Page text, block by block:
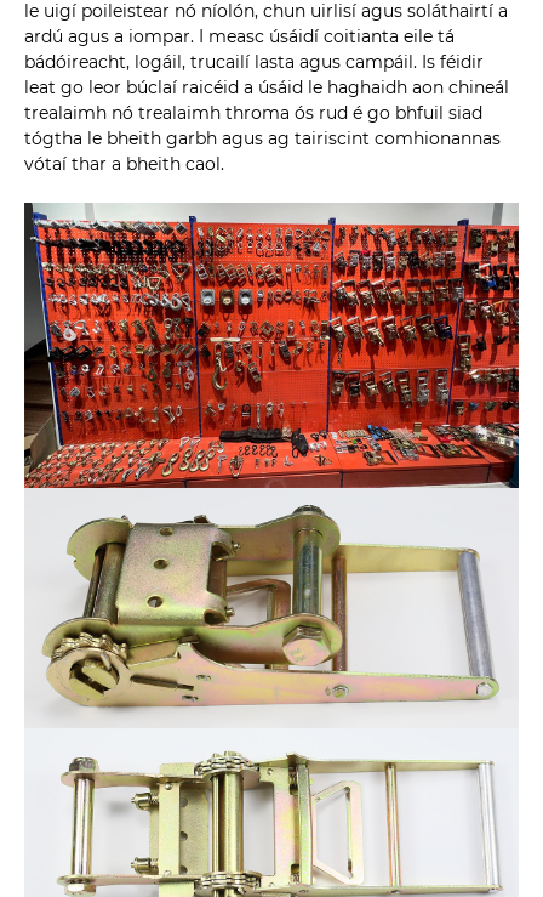
le uigí poileistear nó níolón, chun uirlisí agus soláthairtí a
ardú agus a iompar. I measc úsáidí coitianta eile tá
bádóireacht, logáil, trucailí lasta agus campáil. Is féidir
leat go leor búclaí raicéid a úsáid le haghaidh aon chineál
trealaimh nó trealaimh throma ós rud é go bhfuil siad
tógtha le bheith garbh agus ag tairiscint comhionannas
vótaí thar a bheith caol.